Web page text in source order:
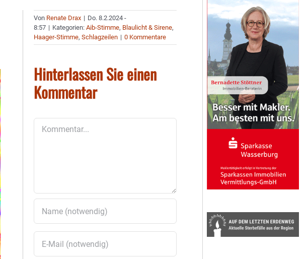
Von Renate Drax | Do. 8.2.2024 -
8:57 | Kategorien:Aib-Stimme, Blaulicht & Sirene,
Haager-Stimme,Schlagzeilen | 0 Kommentare
Hinterlassen Sie einen
Kommentar